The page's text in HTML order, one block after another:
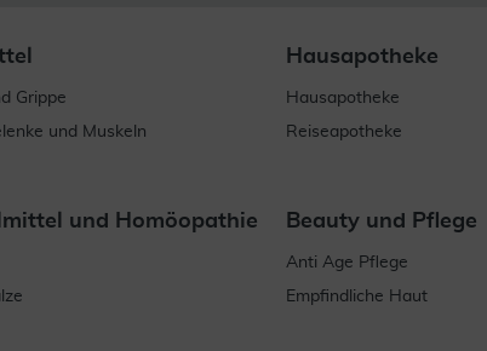
Grippe
und Muskeln
Hausapotheke
Hausapotheke
Reiseapotheke
und Homöopathie Beauty und Pflege
Anti Age Pflege
Empfindliche Haut